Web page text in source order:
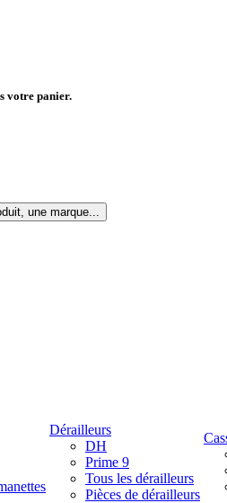
votre panier.
une marque...
Dérailleurs
DH
Prime 9
Tous les dérailleurs
Pièces de dérailleurs